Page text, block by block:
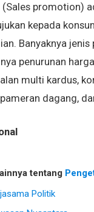
promotion)
kepada
Banyaknya
penurunan
multi kardus,
dagang,
tentang
Politik